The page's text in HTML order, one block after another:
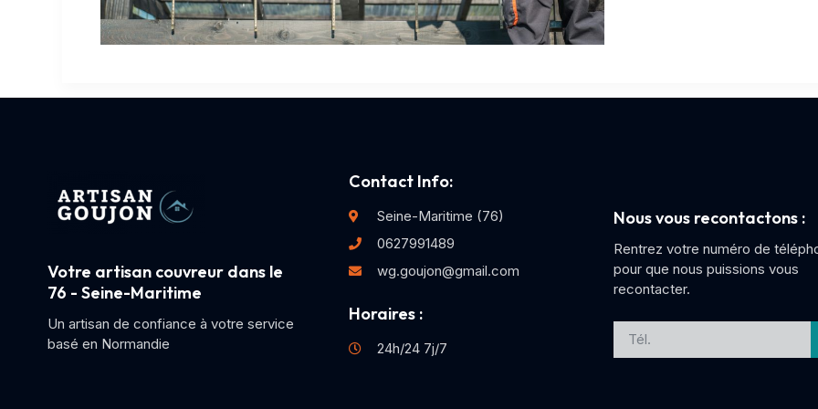
Votre artisan couvreur dans le
76 - Seine-Maritime
Un artisan de confiance à votre service
basé en Normandie
Contact Info:
Seine-Maritime (76)
0627991489
wg.goujon@gmail.com
Horaires :
24h/24 7j/7
Nous vous recontactons :
Rentrez votre numéro de
pour que nous puissions vous
recontacter.